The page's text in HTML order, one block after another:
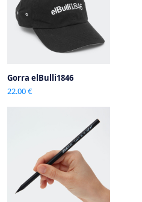
Gorra elBulli1846
22.00 €